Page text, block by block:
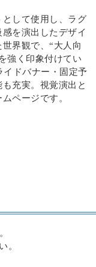
して使用し、ラグ
を演出したデザイ
界観で、“大人向
強く印象付けてい
イドバナー・固定予
充実。視覚演出と
ページです。
。